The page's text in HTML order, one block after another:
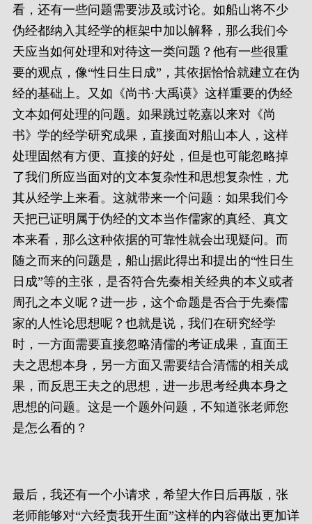
看，还有一些问题需要涉及或讨论。如船山将不少
伪经都纳入其经学的框架中加以解释，那么我们今
天应当如何处理和对待这一类问题？他有一些很重
要的观点，像“性日生日成”，其依据恰恰就建立在伪
经的基础上。又如《尚书·大禹谟》这样重要的伪经
文本如何处理的问题。如果跳过乾嘉以来对《尚
书》学的经学研究成果，直接面对船山本人，这样
处理固然有方便、直接的好处，但是也可能忽略掉
了我们所应当面对的文本复杂性和思想复杂性，尤
其从经学上来看。这就带来一个问题：如果我们今
天把已证明属于伪经的文本当作儒家的真经、真文
本来看，那么这种依据的可靠性就会出现疑问。而
随之而来的问题是，船山据此得出和提出的“性日生
日成”等的主张，是否符合先秦相关经典的本义或者
周孔之本义呢？进一步，这个命题是否合于先秦儒
家的人性论思想呢？也就是说，我们在研究经学
时，一方面需要直接忽略清儒的考证成果，直面王
夫之思想本身，另一方面又需要结合清儒的相关成
果，而反思王夫之的思想，进一步思考经典本身之
思想的问题。这是一个题外问题，不知道张老师您
是怎么看的？
最后，我还有一个小请求，希望大作日后再版，张
老师能够对“六经责我开生面”这样的内容做出更加详